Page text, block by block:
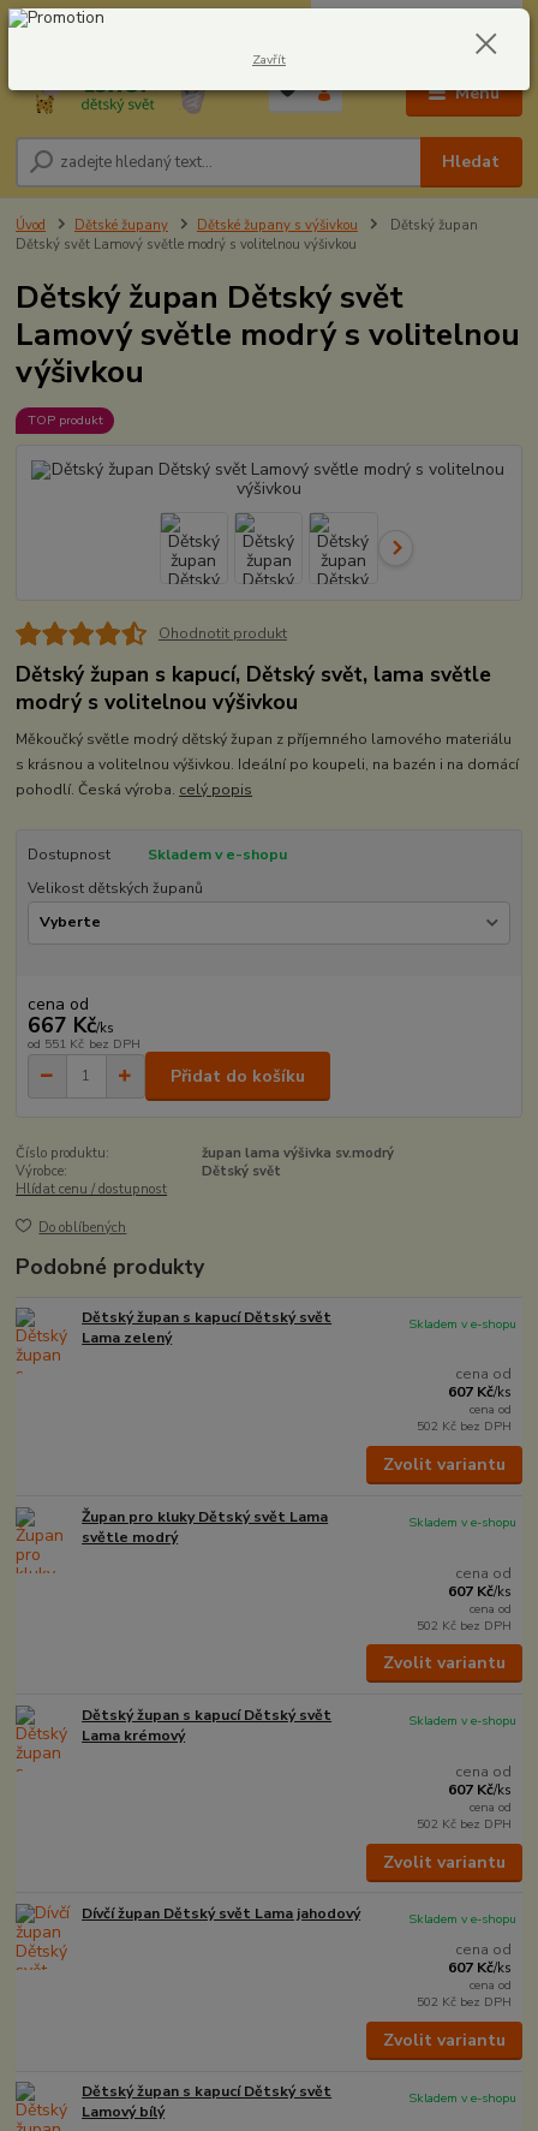
Menu
Hledat
604278943 0,00 Kč
Úvod Dětské župany Dětské župany s výšivkou
Dětský župan
Dětský svět Lamový světle modrý s volitelnou výšivkou
Dětský župan Dětský svět
Lamový světle modrý s volitelnou
výšivkou
TOP produkt
Ohodnotit produkt
Dětský župan s kapucí, Dětský svět, lama světle
modrý s volitelnou výšivkou
Měkoučký světle modrý dětský župan z příjemného lamového materiálu
s krásnou a volitelnou výšivkou. Ideální po koupeli, na bazén i na domácí
pohodlí. Česká výroba. celý popis
Dostupnost
Skladem v e-shopu
Velikost dětských županů
cena od
667 Kč/ks
od 551 Kč bez DPH
Přidat do košíku
Číslo produktu:
župan lama výšivka sv.modrý
Výrobce:
Dětský svět
Hlídat cenu / dostupnost
Do oblíbených
Podobné produkty
Dětský župan s kapucí Dětský svět
Lama zelený
cena od
607 Kč/ks
cena od
502 Kč bez DPH
Skladem v e-shopu
Zvolit variantu
Župan pro kluky Dětský svět Lama
světle modrý
cena od
607 Kč/ks
cena od
502 Kč bez DPH
Skladem v e-shopu
Zvolit variantu
Dětský župan s kapucí Dětský svět
Lama krémový
cena od
607 Kč/ks
cena od
502 Kč bez DPH
Skladem v e-shopu
Zvolit variantu
Dívčí župan Dětský svět Lama jahodový
cena od
607 Kč/ks
cena od
502 Kč bez DPH
Skladem v e-shopu
Zvolit variantu
Dětský župan s kapucí Dětský svět
Lamový bílý
Skladem v e-shopu
Zavřít